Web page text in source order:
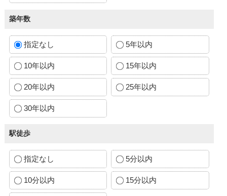
築年数
指定なし 5年以内
10年以内 15年以内
20年以内 25年以内
30年以内
駅徒歩
指定なし 5分以内
10分以内 15分以内